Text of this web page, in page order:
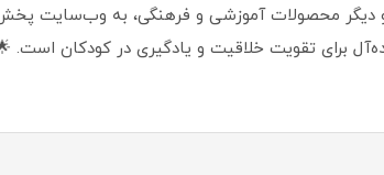
بازی ساختنی میله هزارکاره 1000 قطعه و دیگر محصولات آموزشی و
برای تقویت خلاقیت و یادگیری در کودکان است.